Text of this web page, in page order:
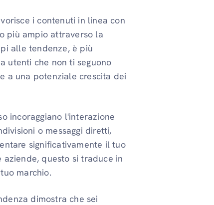
i contenuti in linea con
più ampio attraverso la
alle tendenze, è più
utenti che non ti seguono
a una potenziale crescita dei
incoraggiano l'interazione
o messaggi diretti,
significativamente il tuo
questo si traduce in
marchio.
dimostra che sei